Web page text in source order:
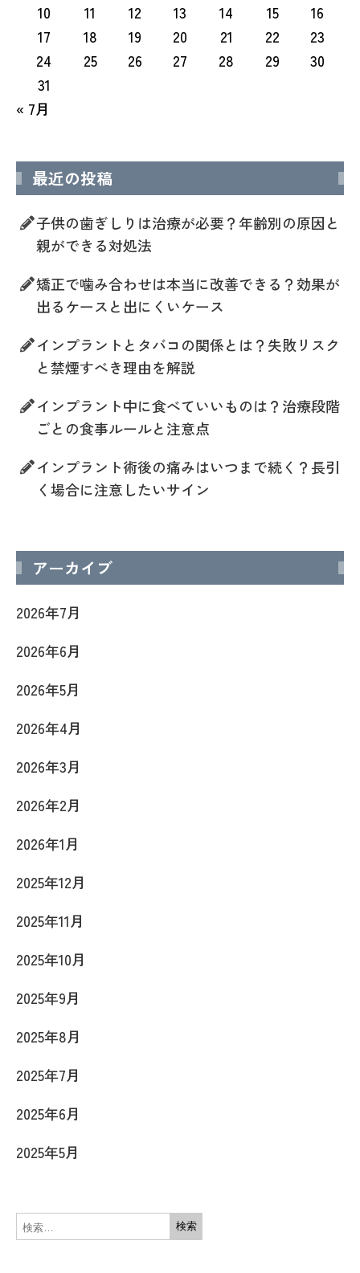
10
11 12 13 14 15
16
17
18 19 20 21 22
23
24
25 26 27 28 29
30
31
« 7月
最近の投稿
子供の歯ぎしりは治療が必要？年齢別の原因と
親ができる対処法
矯正で噛み合わせは本当に改善できる？効果が
出るケースと出にくいケース
インプラントとタバコの関係とは？失敗リスク
と禁煙すべき理由を解説
インプラント中に食べていいものは？治療段階
ごとの食事ルールと注意点
インプラント術後の痛みはいつまで続く？長引
く場合に注意したいサイン
アーカイブ
2026年7月
2026年6月
2026年5月
2026年4月
2026年3月
2026年2月
2026年1月
2025年12月
2025年11月
2025年10月
2025年9月
2025年8月
2025年7月
2025年6月
2025年5月